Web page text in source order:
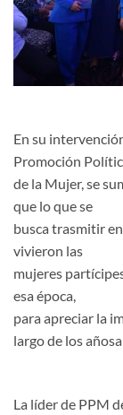
En su
Promoción
de la Mujer, se
que lo que se
busca trasmitir
vivieron las
mujeres
esa época,
para apreciar la
largo de los
La líder de PPM